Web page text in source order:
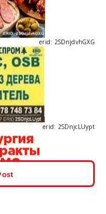
erid: 2SDnjdvhGXG